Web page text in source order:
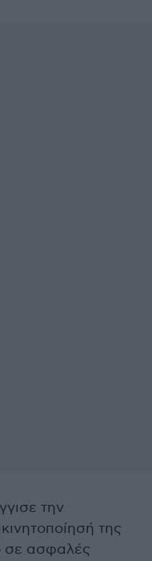
την
της
σε ασφαλές